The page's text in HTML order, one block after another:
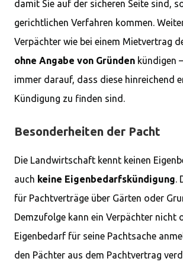
damit Sie auf der sicheren Seite sind,
gerichtlichen Verfahren kommen.
Verpächter wie bei einem Mietvertrag
ohne Angabe von Gründen kündigen
immer darauf, dass diese hinreichend
Kündigung zu finden sind.
Besonderheiten der Pacht
Die Landwirtschaft kennt keinen
auch keine Eigenbedarfskündigung.
für Pachtverträge über Gärten oder
Demzufolge kann ein Verpächter nicht
Eigenbedarf für seine Pachtsache
den Pächter aus dem Pachtvertrag